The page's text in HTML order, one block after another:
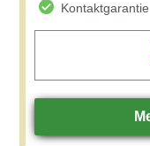
Kontaktgarantie